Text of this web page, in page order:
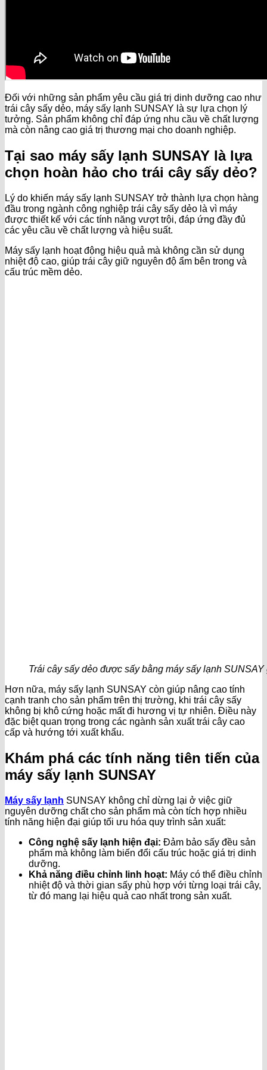
Đối với những sản phẩm yêu cầu giá trị dinh dưỡng cao như
trái cây sấy dẻo, máy sấy lạnh SUNSAY là sự lựa chọn lý
tưởng. Sản phẩm không chỉ đáp ứng nhu cầu về chất lượng
mà còn nâng cao giá trị thương mại cho doanh nghiệp.
Tại sao máy sấy lạnh SUNSAY là lựa
chọn hoàn hảo cho trái cây sấy dẻo?
Lý do khiến máy sấy lạnh SUNSAY trở thành lựa chọn hàng
đầu trong ngành công nghiệp trái cây sấy dẻo là vì máy
được thiết kế với các tính năng vượt trội, đáp ứng đầy đủ
các yêu cầu về chất lượng và hiệu suất.
Máy sấy lạnh hoạt động hiệu quả mà không cần sử dụng
nhiệt độ cao, giúp trái cây giữ nguyên độ ẩm bên trong và
cấu trúc mềm dẻo.
Trái cây sấy dẻo được sấy bằng máy sấy lạnh
Hơn nữa, máy sấy lạnh SUNSAY còn giúp nâng cao tính
cạnh tranh cho sản phẩm trên thị trường, khi trái cây sấy
không bị khô cứng hoặc mất đi hương vị tự nhiên. Điều này
đặc biệt quan trọng trong các ngành sản xuất trái cây cao
cấp và hướng tới xuất khẩu.
Khám phá các tính năng tiên tiến của
máy sấy lạnh SUNSAY
Máy sấy lạnh SUNSAY không chỉ dừng lại ở việc giữ
nguyên dưỡng chất cho sản phẩm mà còn tích hợp nhiều
tính năng hiện đại giúp tối ưu hóa quy trình sản xuất:
Công nghệ sấy lạnh hiện đại: Đảm bảo sấy đều sản
phẩm mà không làm biến đổi cấu trúc hoặc giá trị dinh
dưỡng.
Khả năng điều chỉnh linh hoạt: Máy có thể điều chỉnh
nhiệt độ và thời gian sấy phù hợp với từng loại trái cây,
từ đó mang lại hiệu quả cao nhất trong sản xuất.